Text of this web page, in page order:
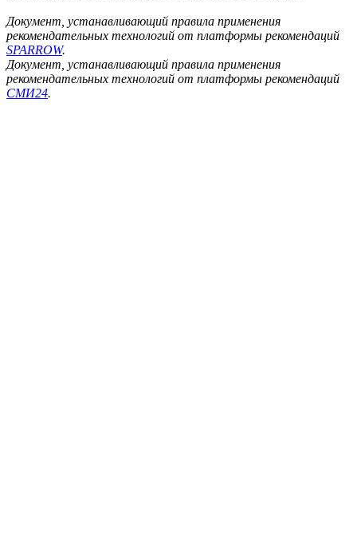
Документ, устанавливающий правила применения
рекомендательных технологий от платформы рекомендаций
SPARROW.
Документ, устанавливающий правила применения
рекомендательных технологий от платформы рекомендаций
СМИ24.